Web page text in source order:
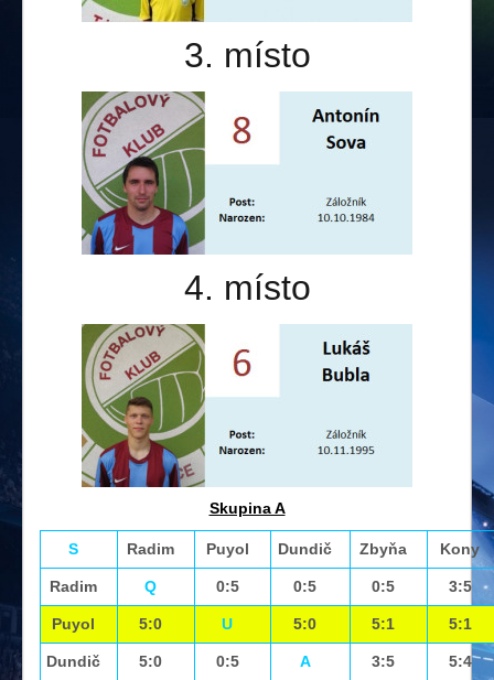
3. místo
4. místo
Skupina A
S Radim Puyol Dundič Zbyňa Kony
Radim Q 0:5 0:5 0:5 3:5
Puyol 5:0 U 5:0 5:1 5:1
Dundič 5:0 0:5 A 3:5 5:4